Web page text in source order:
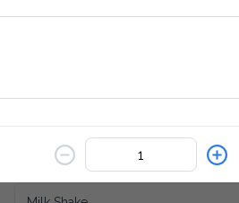
Milk Shake